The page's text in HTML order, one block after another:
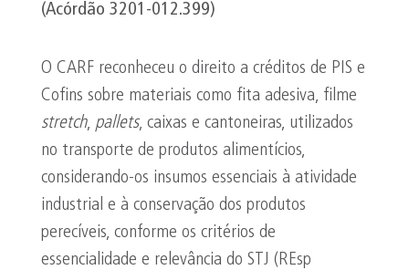
(Acórdão 3201-012.399)
O CARF reconheceu o direito a créditos de PIS e
Cofins sobre materiais como fita adesiva, filme
stretch, pallets, caixas e cantoneiras, utilizados
no transporte de produtos alimentícios,
considerando-os insumos essenciais à atividade
industrial e à conservação dos produtos
perecíveis, conforme os critérios de
essencialidade e relevância do STJ (REsp